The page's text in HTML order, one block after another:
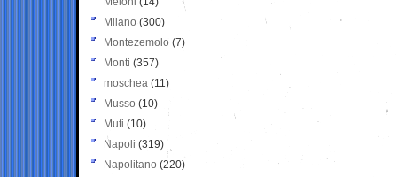
Milano (300)
Montezemolo (7)
Monti (357)
moschea (11)
Musso (10)
Muti (10)
Napoli (319)
Napolitano (220)